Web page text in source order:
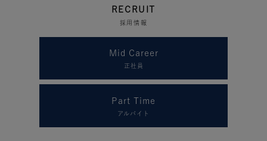
RECRUIT
採用情報
Mid Career
正社員
Part Time
アルバイト